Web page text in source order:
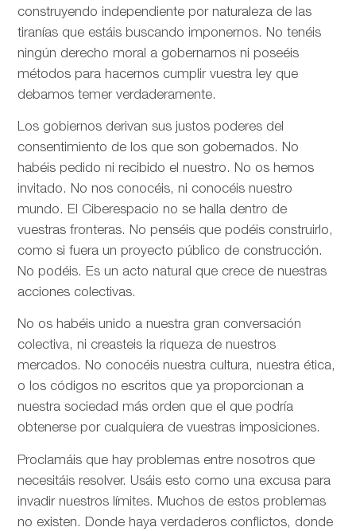
construyendo independiente por naturaleza de las
tiranías que estáis buscando imponernos. No tenéis
ningún derecho moral a gobernarnos ni poseéis
métodos para hacernos cumplir vuestra ley que
debamos temer verdaderamente.
Los gobiernos derivan sus justos poderes del
consentimiento de los que son gobernados. No
habéis pedido ni recibido el nuestro. No os hemos
invitado. No nos conocéis, ni conocéis nuestro
mundo. El Ciberespacio no se halla dentro de
vuestras fronteras. No penséis que podéis construirlo,
como si fuera un proyecto público de construcción.
No podéis. Es un acto natural que crece de nuestras
acciones colectivas.
No os habéis unido a nuestra gran conversación
colectiva, ni creasteis la riqueza de nuestros
mercados. No conocéis nuestra cultura, nuestra ética,
o los códigos no escritos que ya proporcionan a
nuestra sociedad más orden que el que podría
obtenerse por cualquiera de vuestras imposiciones.
Proclamáis que hay problemas entre nosotros que
necesitáis resolver. Usáis esto como una excusa para
invadir nuestros límites. Muchos de estos problemas
no existen. Donde haya verdaderos conflictos, donde